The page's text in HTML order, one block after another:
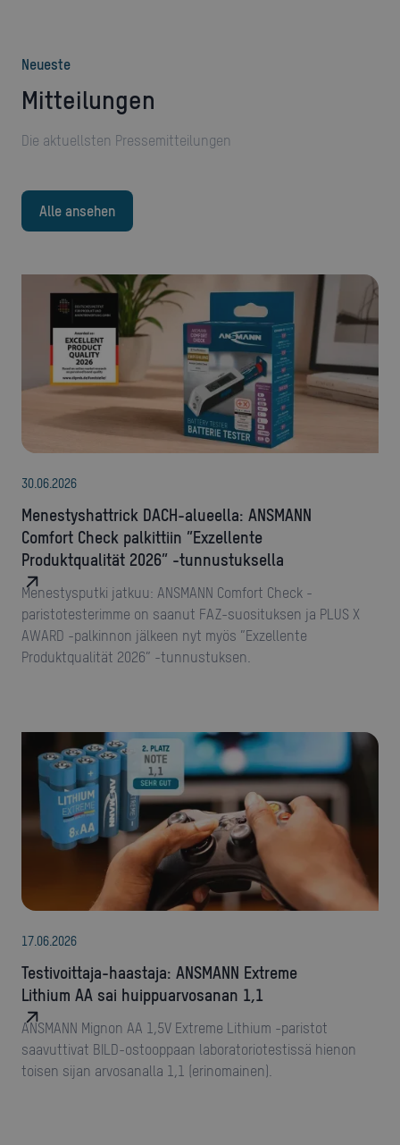
Neueste
Mitteilungen
Die aktuellsten Pressemitteilungen
Alle ansehen
30 062026
Menestyshattrick DACH-alueella: ANSMANN
Comfort Check palkittiin ”Exzellente
Produktqualität 2026” -tunnustuksella
Menestysputki jatkuu: ANSMANN Comfort Check -
paristotesterimme on saanut FAZ-suosituksen ja PLUS X
AWARD -palkinnon jälkeen nyt myös ”Exzellente
Produktqualität 2026” -tunnustuksen.
17 062026
Testivoittaja-haastaja: ANSMANN Extreme
Lithium AA sai huippuarvosanan 1,1
ANSMANN Mignon AA 1,5V Extreme Lithium -paristot
saavuttivat BILD-ostooppaan laboratoriotestissä hienon
toisen sijan arvosanalla 1,1 (erinomainen).